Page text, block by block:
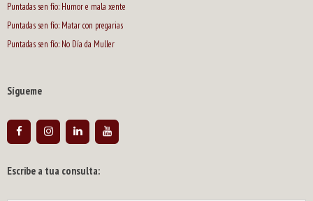
Puntadas sen fío: Humor e mala xente
Puntadas sen fío: Matar con pregarias
Puntadas sen fío: No Día da Muller
Sígueme
Escribe a tua consulta: